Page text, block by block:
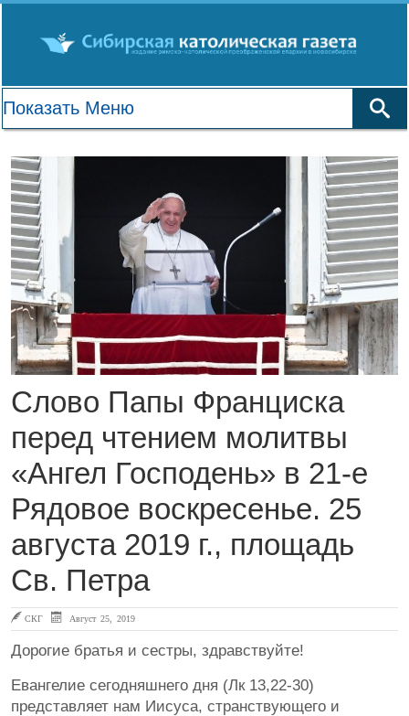
Слово Папы Франциска
перед чтением молитвы
«Ангел Господень» в 21-е
Рядовое воскресенье. 25
августа 2019 г., площадь
Св. Петра
СКГ Август 25, 2019
Дорогие братья и сестры, здравствуйте!
Евангелие сегодняшнего дня (Лк 13,22-30)
представляет нам Иисуса, странствующего и